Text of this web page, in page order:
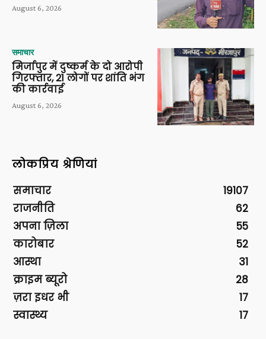
August 6, 2026
समाचार
मिर्जापुर में दुष्कर्म के दो आरोपी
गिरफ्तार, 21 लोगों पर शांति भंग
की कार्रवाई
August 6, 2026
लोकप्रिय श्रेणियां
समाचार
19107
राजनीति
62
अपना ज़िला
55
कारोबार
52
आस्था
31
क्राइम ब्यूरो
28
ज़रा इधर भी
17
स्वास्थ्य
17